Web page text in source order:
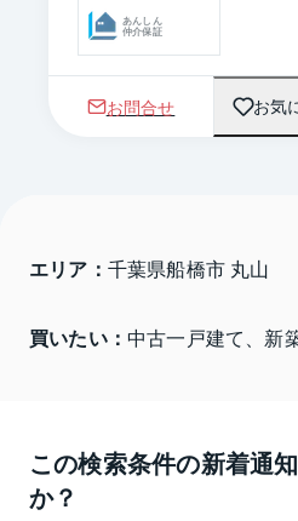
あんしん
仲介保証
お問合せ お気
エリア： 千葉県船橋市 丸山
買いたい： 中古一戸建て、新
この検索条件の新着通
か？